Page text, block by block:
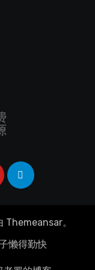
Themeansar。
懒得勤快